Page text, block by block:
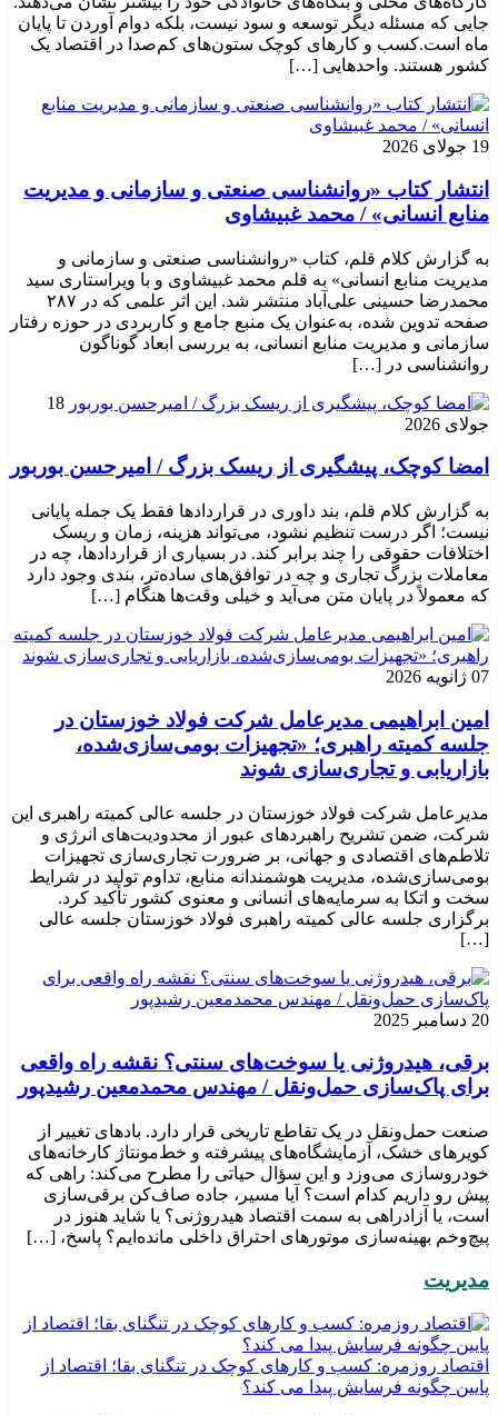
جایی که مسئله دیگر توسعه و سود نیست، بلکه دوام آوردن تا پایان
ماه است.کسب‌ و کارهای کوچک ستون‌های کم‌صدا در اقتصاد یک
کشور هستند. واحدهایی […]
19 جولای 2026
انتشار کتاب «روانشناسی صنعتی و سازمانی و مدیریت
منابع انسانی» / محمد غبیشاوی
به گزارش کلام قلم، کتاب «روانشناسی صنعتی و سازمانی و
مدیریت منابع انسانی» به قلم محمد غبیشاوی و با ویراستاری سید
محمدرضا حسینی علی‌آباد منتشر شد. این اثر علمی که در ۲۸۷
صفحه تدوین شده، به‌عنوان یک منبع جامع و کاربردی در حوزه رفتار
سازمانی و مدیریت منابع انسانی، به بررسی ابعاد گوناگون
روانشناسی در […]
18
جولای 2026
امضا کوچک، پیشگیری از ریسک بزرگ / امیرحسن بوربور
به گزارش کلام قلم، بند داوری در قراردادها فقط یک جمله پایانی
نیست؛ اگر درست تنظیم نشود، می‌تواند هزینه، زمان و ریسک
اختلافات حقوقی را چند برابر کند. در بسیاری از قراردادها، چه در
معاملات بزرگ تجاری و چه در توافق‌های ساده‌تر، بندی وجود دارد
که معمولاً در پایان متن می‌آید و خیلی وقت‌ها هنگام […]
07 ژانویه 2026
امین ابراهیمی مدیرعامل شرکت فولاد خوزستان در
جلسه کمیته راهبری؛ «تجهیزات بومی‌سازی‌شده،
بازاریابی و تجاری‌سازی شوند
مدیرعامل شرکت فولاد خوزستان در جلسه عالی کمیته راهبری این
شرکت، ضمن تشریح راهبردهای عبور از محدودیت‌های انرژی و
تلاطم‌های اقتصادی و جهانی، بر ضرورت تجاری‌سازی تجهیزات
بومی‌سازی‌شده، مدیریت هوشمندانه منابع، تداوم تولید در شرایط
سخت و اتکا به سرمایه‌های انسانی و معنوی کشور تأکید کرد.
برگزاری جلسه عالی کمیته راهبری فولاد خوزستان جلسه عالی
[…]
20 دسامبر 2025
برقی، هیدروژنی یا سوخت‌های سنتی؟ نقشه راه واقعی
برای پاک‌سازی حمل‌ونقل / مهندس محمدمعین رشیدپور
صنعت حمل‌ونقل در یک تقاطع تاریخی قرار دارد. بادهای تغییر از
کویرهای خشک، آزمایشگاه‌های پیشرفته و خط‌مونتاژ کارخانه‌های
خودروسازی می‌وزد و این سؤال حیاتی را مطرح می‌کند: راهی که
پیش رو داریم کدام است؟ آیا مسیر، جاده صاف‌کن برقی‌سازی
است، یا آزادراهی به سمت اقتصاد هیدروژنی؟ یا شاید هنوز در
پیچ‌وخم بهینه‌سازی موتورهای احتراق داخلی مانده‌ایم؟ پاسخ، […]
مدیریت
اقتصاد روزمره: کسب‌ و کارهای کوچک در تنگنای بقا؛ اقتصاد از
پایین چگونه فرسایش پیدا می کند؟